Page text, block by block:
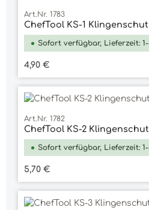
Art.Nr. 1783
ChefTool KS-1
Sofort verfügbar, Lieferzeit:
Regulärer Preis:
4,90 €
Art.Nr. 1782
ChefTool KS-2
Sofort verfügbar, Lieferzeit:
Regulärer Preis:
5,70 €